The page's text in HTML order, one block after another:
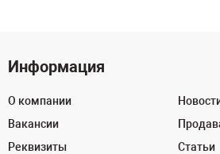
Информация
О компании
Вакансии
Реквизиты
Статьи